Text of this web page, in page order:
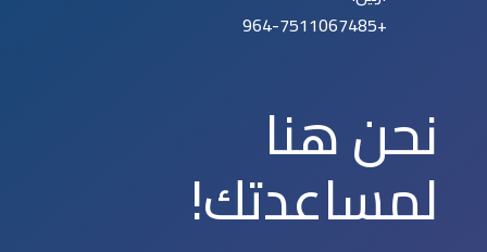
+964-7511067485
نحن هنا
لمساعدتك!